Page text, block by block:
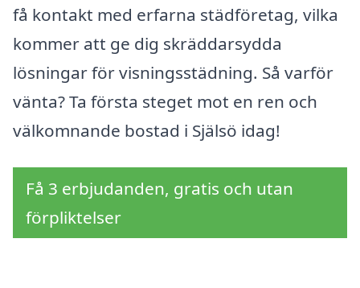
få kontakt med erfarna städföretag, vilka
kommer att ge dig skräddarsydda
lösningar för visningsstädning. Så varför
vänta? Ta första steget mot en ren och
välkomnande bostad i Själsö idag!
Få 3 erbjudanden, gratis och utan
förpliktelser